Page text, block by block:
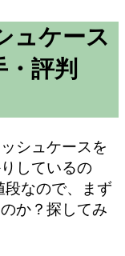
ュケース
・評判
シュケースを
しているの
段なので、まず
か？探してみ